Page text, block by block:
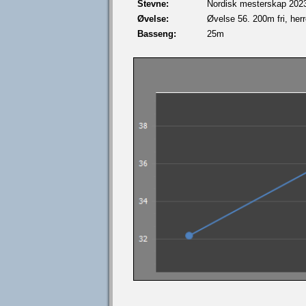
Stevne:
Nordisk mesterskap
Øvelse:
Øvelse 56. 200m fri,
Basseng:
25m